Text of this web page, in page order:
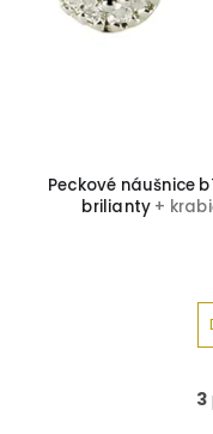
Peckové náušnice
brilianty +
3